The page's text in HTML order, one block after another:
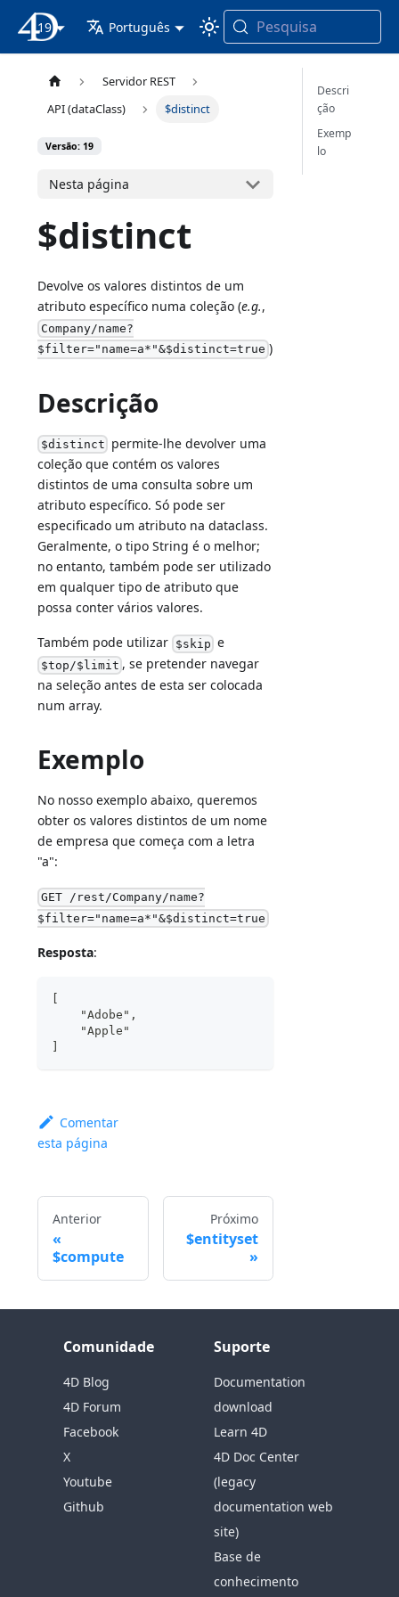
Documentação 4D
19 Português Pesquisa
Servidor REST
API (dataClass)
$distinct
Versão: 19
Nesta página
$distinct
Devolve os valores distintos de um
atributo específico numa coleção (e.g.,
Company/name?
$filter="name=a*"&$distinct=true )
Descrição
$distinct permite-lhe devolver uma
coleção que contém os valores
distintos de uma consulta sobre um
atributo específico. Só pode ser
especificado um atributo na dataclass.
Geralmente, o tipo String é o melhor;
no entanto, também pode ser utilizado
em qualquer tipo de atributo que
possa conter vários valores.
Também pode utilizar $skip e
$top/$limit , se pretender navegar
na seleção antes de esta ser colocada
num array.
Exemplo
No nosso exemplo abaixo, queremos
obter os valores distintos de um nome
de empresa que começa com a letra
"a":
GET /rest/Company/name?
$filter="name=a*"&$distinct=true
Resposta:
    "Adobe",
    "Apple"
Comentar
esta página
Anterior
$compute
Próximo
$entityset
Descri
ção
Exemp
lo
Comunidade
4D Blog
4D Forum
Facebook
X
Youtube
Github
Suporte
Documentation
download
Learn 4D
4D Doc Center
(legacy
documentation web
site)
Base de
conhecimento